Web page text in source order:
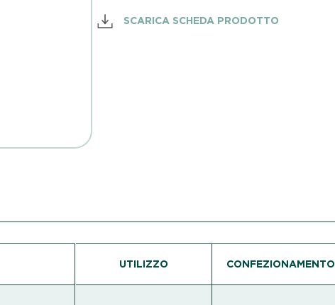
SCARICA SCHEDA PRODOTTO
UTILIZZO CONFEZIONAMENTO